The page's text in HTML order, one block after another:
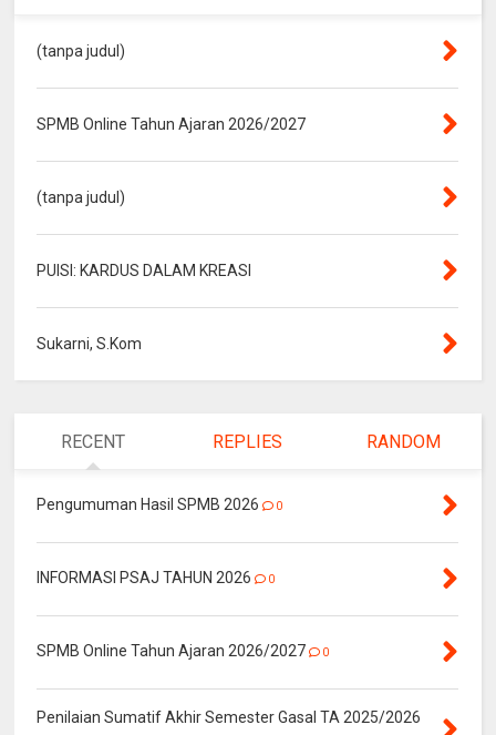
(tanpa judul)
SPMB Online Tahun Ajaran 2026/2027
(tanpa judul)
PUISI: KARDUS DALAM KREASI
Sukarni, S.Kom
RECENT REPLIES RANDOM
Pengumuman Hasil SPMB 2026 0
INFORMASI PSAJ TAHUN 2026 0
SPMB Online Tahun Ajaran 2026/2027 0
Penilaian Sumatif Akhir Semester Gasal TA 2025/2026